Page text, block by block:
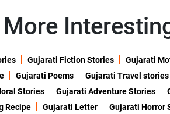
More
Gujarati Fiction Stories Gujarati
Gujarati Poems Gujarati Travel stories
Stories Gujarati Adventure Stories
Recipe Gujarati Letter Gujarati Horror